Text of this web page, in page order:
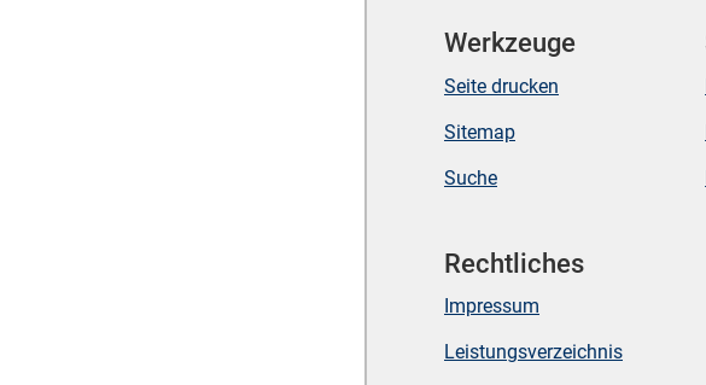
Werkzeuge
Seite drucken
Sitemap
Suche
Rechtliches
Impressum
Leistungsverzeichnis